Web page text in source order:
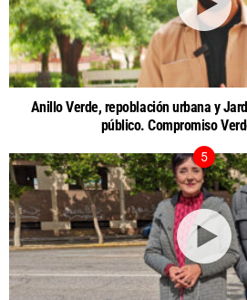
Anillo Verde, repoblación urbana y
público. Compromiso